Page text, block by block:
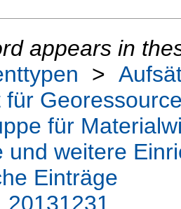
appears in
>
für
für
und weitere
Einträge